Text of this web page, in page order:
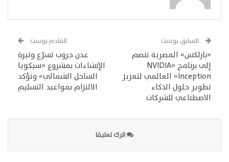
السابق بوست
«بارلكس» المصرية تنضم
إلى برنامج «NVIDIA
Inception» العالمي لتعزيز
تطوير حلول الذكاء
الاصطناعي للشركات
القادم بوست
عدن جروب تسرّع وتيرة
الإنشاءات بمشروع «سيكويا
الساحل الشمالي» وتؤكد
الالتزام بمواعيد التسليم
اترك تعليقا